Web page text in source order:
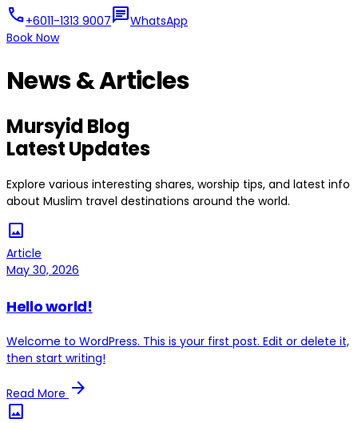
call+6011-1313 9007chatWhatsApp
Book Now
News & Articles
Mursyid Blog
Latest Updates
Explore various interesting shares, worship tips, and latest info
about Muslim travel destinations around the world.
image
Article
May 30, 2026
Hello world!
Welcome to WordPress. This is your first post. Edit or delete it,
then start writing!
Read More arrow_forward
image